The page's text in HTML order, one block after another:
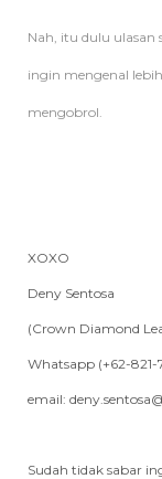
Nah, itu dulu ulasan
ingin mengenal
mengobrol.
XOXO
Deny Sentosa
(Crown Diamond
Whatsapp (+62-821-
email:
Sudah tidak sabar